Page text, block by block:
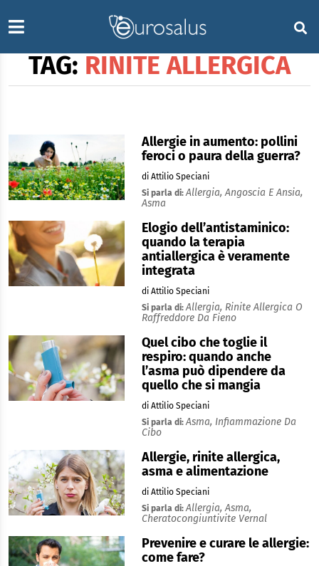
TAG: RINITE ALLERGICA
Allergie in aumento: pollini
feroci o paura della guerra?
di Attilio Speciani
Si parla di:Allergia,Angoscia E Ansia,
Asma
Elogio dell’antistaminico:
quando la terapia
antiallergica è veramente
integrata
di Attilio Speciani
Si parla di:Allergia, Rinite Allergica O
Raffreddore Da Fieno
Quel cibo che toglie il
respiro: quando anche
l’asma può dipendere da
quello che si mangia
di Attilio Speciani
Si parla di:Asma, Infiammazione Da
Cibo
Allergie, rinite allergica,
asma e alimentazione
di Attilio Speciani
Si parla di:Allergia,Asma,
Cheratocongiuntivite Vernal
Prevenire e curare le allergie:
come fare?